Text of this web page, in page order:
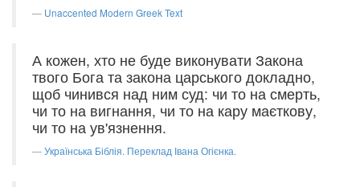
Unaccented Modern Greek Text
А кожен, хто не буде виконувати Закона
твого Бога та закона царського докладно,
щоб чинився над ним суд: чи то на смерть,
чи то на вигнання, чи то на кару маєткову,
чи то на ув'язнення.
Українська Біблія. Переклад Івана Огієнка.